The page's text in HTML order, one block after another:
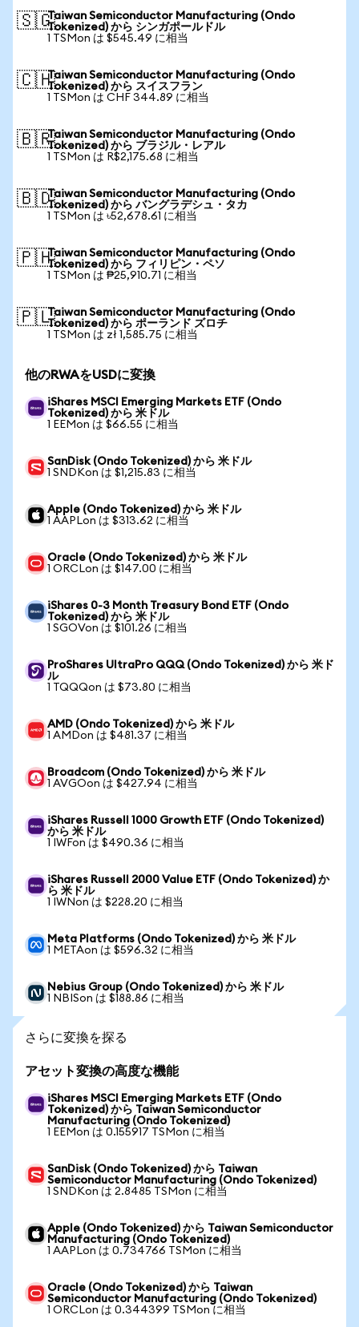
🇸🇬Taiwan Semiconductor Manufacturing (Ondo
Tokenized) から シンガポールドル
1 TSMon は $545.49 に相当
🇨🇭Taiwan Semiconductor Manufacturing (Ondo
Tokenized) から スイスフラン
1 TSMon は CHF 344.89 に相当
🇧🇷Taiwan Semiconductor Manufacturing (Ondo
Tokenized) から ブラジル・レアル
1 TSMon は R$2,175.68 に相当
🇧🇩Taiwan Semiconductor Manufacturing (Ondo
Tokenized) から バングラデシュ・タカ
1 TSMon は ৳52,678.61 に相当
🇵🇭Taiwan Semiconductor Manufacturing (Ondo
Tokenized) から フィリピン・ペソ
1 TSMon は ₱25,910.71 に相当
🇵🇱Taiwan Semiconductor Manufacturing (Ondo
Tokenized) から ポーランド ズロチ
1 TSMon は zł 1,585.75 に相当
他のRWAをUSDに変換
iShares MSCI Emerging Markets ETF (Ondo
Tokenized) から 米ドル
1 EEMon は $66.55 に相当
SanDisk (Ondo Tokenized) から 米ドル
1 SNDKon は $1,215.83 に相当
Apple (Ondo Tokenized) から 米ドル
1 AAPLon は $313.62 に相当
Oracle (Ondo Tokenized) から 米ドル
1 ORCLon は $147.00 に相当
iShares 0-3 Month Treasury Bond ETF (Ondo
Tokenized) から 米ドル
1 SGOVon は $101.26 に相当
ProShares UltraPro QQQ (Ondo Tokenized) から 米ド
ル
1 TQQQon は $73.80 に相当
AMD (Ondo Tokenized) から 米ドル
1 AMDon は $481.37 に相当
Broadcom (Ondo Tokenized) から 米ドル
1 AVGOon は $427.94 に相当
iShares Russell 1000 Growth ETF (Ondo Tokenized)
から 米ドル
1 IWFon は $490.36 に相当
iShares Russell 2000 Value ETF (Ondo Tokenized) か
ら 米ドル
1 IWNon は $228.20 に相当
Meta Platforms (Ondo Tokenized) から 米ドル
1 METAon は $596.32 に相当
Nebius Group (Ondo Tokenized) から 米ドル
1 NBISon は $188.86 に相当
さらに変換を探る
アセット変換の高度な機能
iShares MSCI Emerging Markets ETF (Ondo
Tokenized) から Taiwan Semiconductor
Manufacturing (Ondo Tokenized)
1 EEMon は 0.155917 TSMon に相当
SanDisk (Ondo Tokenized) から Taiwan
Semiconductor Manufacturing (Ondo Tokenized)
1 SNDKon は 2.8485 TSMon に相当
Apple (Ondo Tokenized) から Taiwan Semiconductor
Manufacturing (Ondo Tokenized)
1 AAPLon は 0.734766 TSMon に相当
Oracle (Ondo Tokenized) から Taiwan
Semiconductor Manufacturing (Ondo Tokenized)
1 ORCLon は 0.344399 TSMon に相当